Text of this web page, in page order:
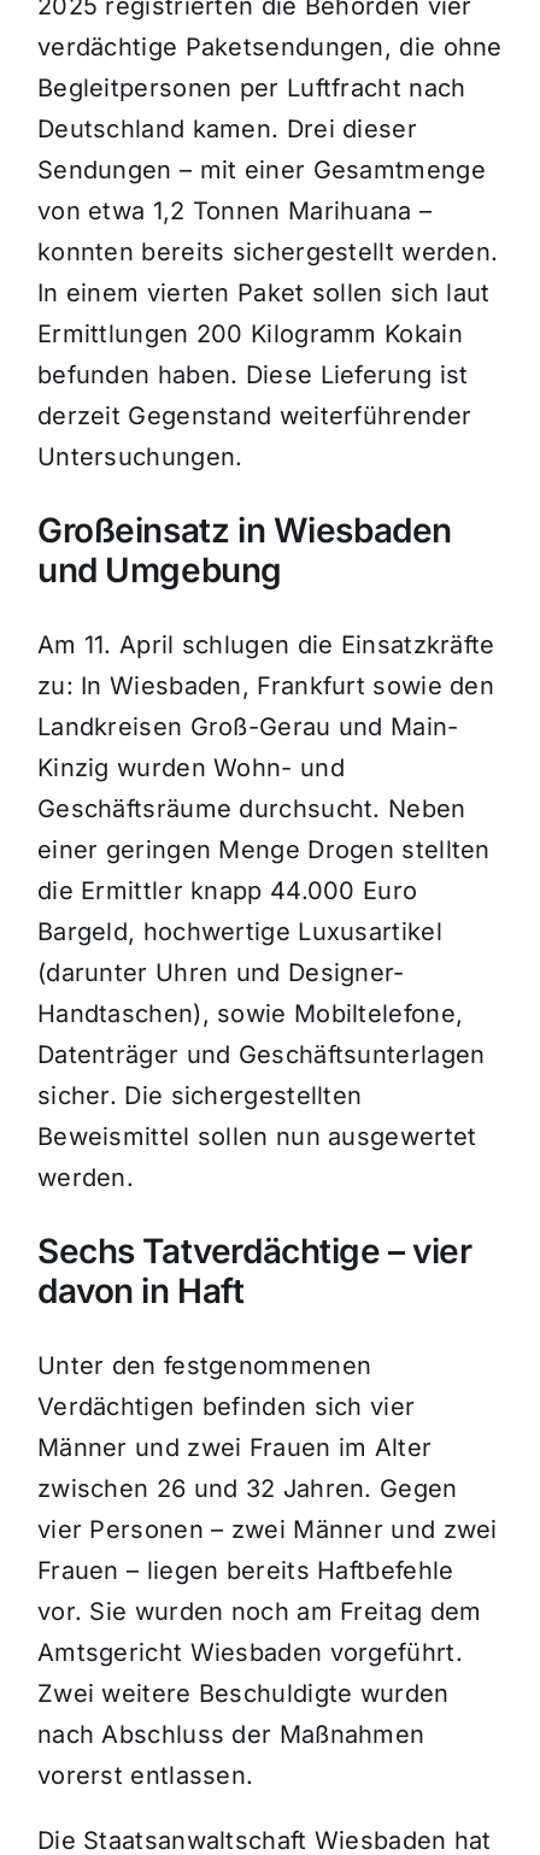
2025 registrierten die Behörden vier
verdächtige Paketsendungen, die ohne
Begleitpersonen per Luftfracht nach
Deutschland kamen. Drei dieser
Sendungen – mit einer Gesamtmenge
von etwa 1,2 Tonnen Marihuana –
konnten bereits sichergestellt werden.
In einem vierten Paket sollen sich laut
Ermittlungen 200 Kilogramm Kokain
befunden haben. Diese Lieferung ist
derzeit Gegenstand weiterführender
Untersuchungen.
Großeinsatz in Wiesbaden
und Umgebung
Am 11. April schlugen die Einsatzkräfte
zu: In Wiesbaden, Frankfurt sowie den
Landkreisen Groß-Gerau und Main-
Kinzig wurden Wohn- und
Geschäftsräume durchsucht. Neben
einer geringen Menge Drogen stellten
die Ermittler knapp 44.000 Euro
Bargeld, hochwertige Luxusartikel
(darunter Uhren und Designer-
Handtaschen), sowie Mobiltelefone,
Datenträger und Geschäftsunterlagen
sicher. Die sichergestellten
Beweismittel sollen nun ausgewertet
werden.
Sechs Tatverdächtige – vier
davon in Haft
Unter den festgenommenen
Verdächtigen befinden sich vier
Männer und zwei Frauen im Alter
zwischen 26 und 32 Jahren. Gegen
vier Personen – zwei Männer und zwei
Frauen – liegen bereits Haftbefehle
vor. Sie wurden noch am Freitag dem
Amtsgericht Wiesbaden vorgeführt.
Zwei weitere Beschuldigte wurden
nach Abschluss der Maßnahmen
vorerst entlassen.
Die Staatsanwaltschaft Wiesbaden hat